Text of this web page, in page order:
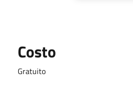
Costo
Gratuito